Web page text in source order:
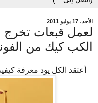
الأحد، 17 يوليو 2011
لعمل قبعات تخرج
الكب كيك من
أعتقد الكل يود معرفة